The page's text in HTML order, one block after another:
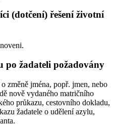
(dotčení) řešení životní
po žadateli požadovány
změně jména, popř. jmen, nebo
nově vydaného matričního
průkazu, cestovního dokladu,
žadatele o udělení azylu,